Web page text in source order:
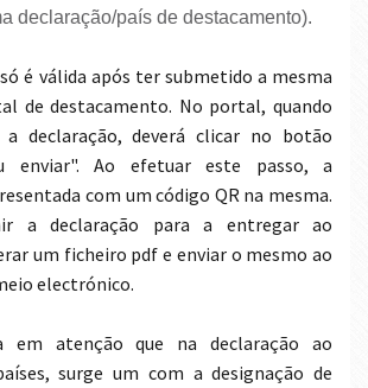
declaração/país de destacamento).
é válida após ter submetido a mesma
de destacamento. No portal, quando
a declaração, deverá clicar no botão
enviar". Ao efetuar este passo, a
com um código QR na mesma.
a declaração para a entregar ao
um ficheiro pdf e enviar o mesmo ao
electrónico.
em atenção que na declaração ao
surge um com a designação de